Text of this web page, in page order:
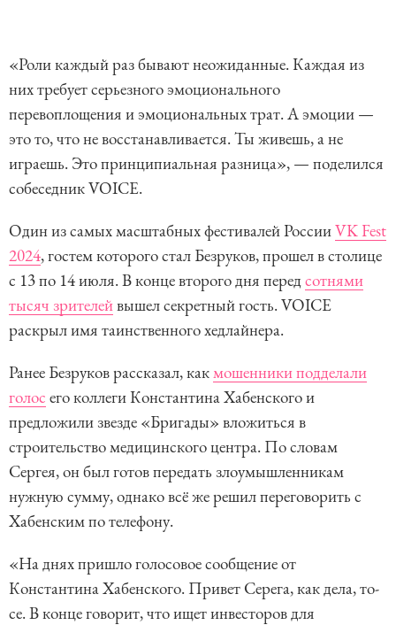
«Роли каждый раз бывают неожиданные. Каждая из
них требует серьезного эмоционального
перевоплощения и эмоциональных трат. А эмоции —
это то, что не восстанавливается. Ты живешь, а не
играешь. Это принципиальная разница», — поделился
собеседник VOICE.
Один из самых масштабных фестивалей РоссииVK Fest
2024, гостем которого стал Безруков, прошел в столице
с 13 по 14 июля. В конце второго дня передсотнями
тысяч зрителейвышел секретный гость. VOICE
раскрыл имя таинственного хедлайнера.
Ранее Безруков рассказал, какмошенники подделали
голос его коллеги Константина Хабенского и
предложили звезде «Бригады» вложиться в
строительство медицинского центра. По словам
Сергея, он был готов передать злоумышленникам
нужную сумму, однако всё же решил переговорить с
Хабенским по телефону.
«На днях пришло голосовое сообщение от
Константина Хабенского. Привет Серега, как дела, то-
се. В конце говорит, что ищет инвесторов для